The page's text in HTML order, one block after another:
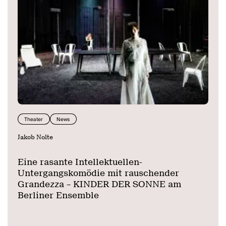
Theater News
Jakob Nolte
Eine rasante Intellektuellen-
Untergangskomödie mit rauschender
Grandezza – KINDER DER SONNE am
Berliner Ensemble